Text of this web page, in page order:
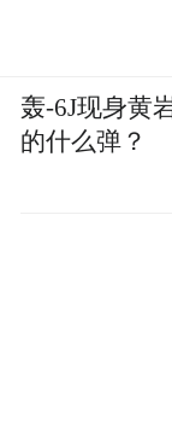
轰-6J现身黄
的什么弹？